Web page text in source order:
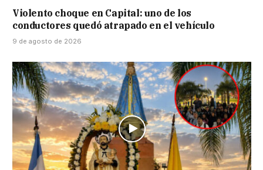
Violento choque en Capital: uno de los
conductores quedó atrapado en el vehículo
9 de agosto de 2026